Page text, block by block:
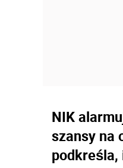
NIK
szansy na
podkreśla,